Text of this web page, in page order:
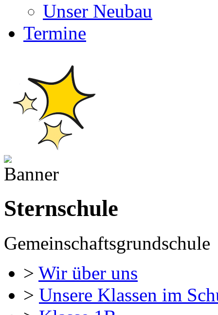
Unser Neubau
Termine
Sternschule
Gemeinschaftsgrundschule
> Wir über uns
> Unsere Klassen im